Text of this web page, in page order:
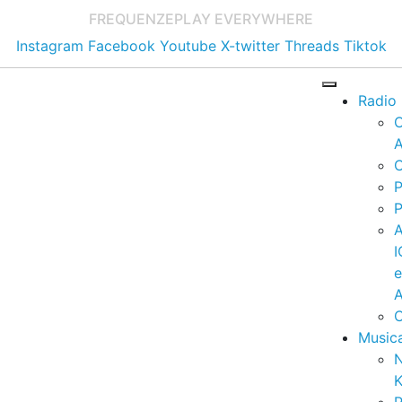
FREQUENZEPLAY EVERYWHERE
Instagram Facebook Youtube X-twitter Threads Tiktok
Radio
e